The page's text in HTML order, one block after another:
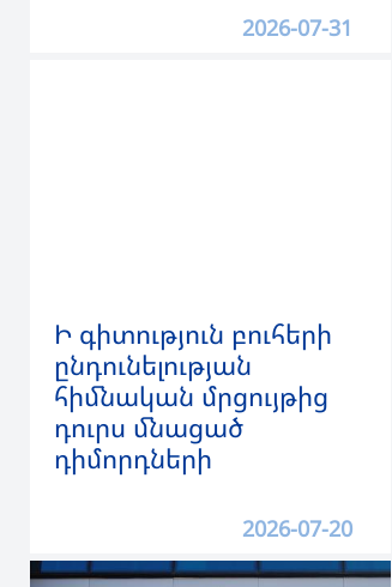
2026-07-31
Ի գիտություն բուհերի
ընդունելության
հիմնական մրցույթից
դուրս մնացած
դիմորդների
2026-07-20